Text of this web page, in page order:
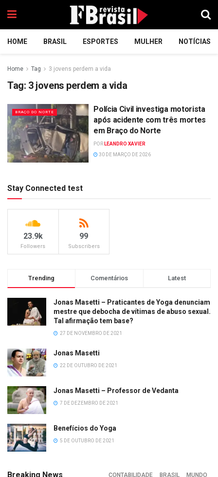
HOME BRASIL ESPORTES MULHER NOTÍCIAS
Home Tag 3 jovens perdem a vida
Tag: 3 jovens perdem a vida
BRAÇO DO NORTE
Polícia Civil investiga motorista
após acidente com três mortes
em Braço do Norte
POR LEANDRO XAVIER
30 DE MARÇO DE 2026
Stay Connected test
23.9k
Followers
99
Subscribers
Trending Comentários Latest
Jonas Masetti – Praticantes de Yoga denunciam
mestre que debocha de vítimas de abuso sexual.
Tal afirmação tem base?
27 DE NOVEMBRO DE 2021
Jonas Masetti
22 DE OUTUBRO DE 2021
Jonas Masetti – Professor de Vedanta
7 DE DEZEMBRO DE 2021
Benefícios do Yoga
5 DE OUTUBRO DE 2021
Breaking News CONTABILIDADE BRASIL MUNDO